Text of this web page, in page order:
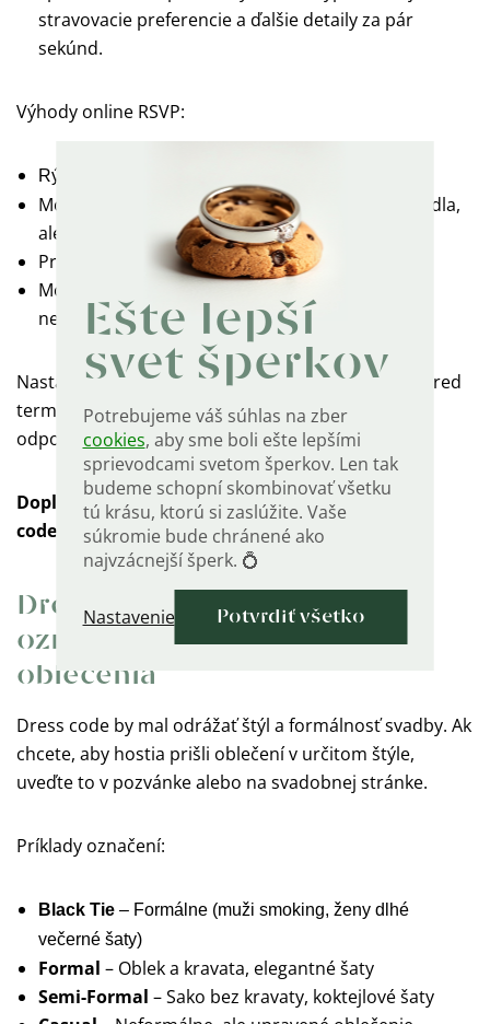
Ešte lepší
svet šperkov
Potrebujeme váš súhlas na zber
cookies, aby sme boli ešte lepšími
sprievodcami svetom šperkov. Len tak
budeme schopní skombinovať všetku
tú krásu, ktorú si zaslúžite. Vaše
súkromie bude chránené ako
najvzácnejší šperk. 💍
Nastavenie Potvrdiť všetko
stravovacie preferencie a ďalšie detaily za pár
sekúnd.
Výhody online RSVP:
Rýchle a jednoduché vyplnenie
Možnosť získať informácie (počet osôb, výber jedla,
alergie)
Prehľadné uloženie odpovedí na jednom mieste
Možnosť automatických pripomienok tým, ktorí
neodpovedali
Nastavtejasný termín uzávierky RSVPa týždeň pred
termínom pripomeňte hosťom, že je potrebné
odpovedať.
Doplnkové informácie: Ako komunikovať dress
code, ubytovanie a harmonogram
Dress code: Ako správne
oznámiť očakávaný štýl
oblečenia
Dress code by mal odrážať štýl a formálnosť svadby. Ak
chcete, aby hostia prišli oblečení v určitom štýle,
uveďte to v pozvánke alebo na svadobnej stránke.
Príklady označení:
Black Tie – Formálne (muži smoking, ženy dlhé
večerné šaty)
Formal – Oblek a kravata, elegantné šaty
Semi-Formal – Sako bez kravaty, koktejlové šaty